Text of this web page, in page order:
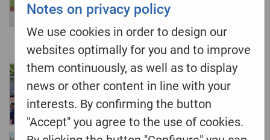
Notes on privacy policy
We use cookies in order to design our
websites optimally for you and to improve
them continuously, as well as to display
news or other content in line with your
interests. By confirming the button
"Accept" you agree to the use of cookies.